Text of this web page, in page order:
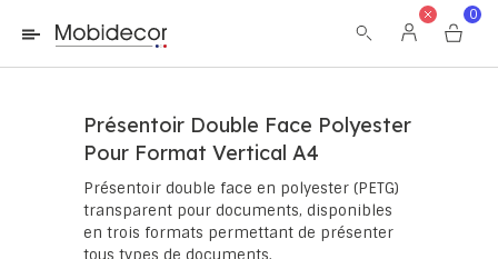
La boutique ne fonctionnera pas correctement dans le cas où
les cookies sont désactivés.
0
Présentoir Double Face Polyester
Pour Format Vertical A4
Présentoir double face en polyester (PETG)
transparent pour documents, disponibles
en trois formats permettant de présenter
tous types de documents.